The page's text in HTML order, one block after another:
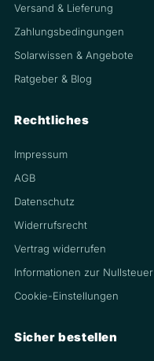
Versand & Lieferung
Zahlungsbedingungen
Solarwissen & Angebote
Ratgeber & Blog
Rechtliches
Impressum
AGB
Datenschutz
Widerrufsrecht
Vertrag widerrufen
Informationen zur Nullsteuer
Cookie-Einstellungen
Sicher bestellen